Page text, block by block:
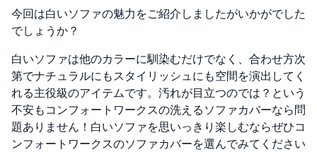
今回は白いソファの魅力をご紹介しましたがいかがでした
でしょうか？
白いソファは他のカラーに馴染むだけでなく、合わせ方次
第でナチュラルにもスタイリッシュにも空間を演出してく
れる主役級のアイテムです。汚れが目立つのでは？という
不安もコンフォートワークスの洗えるソファカバーなら問
題ありません！白いソファを思いっきり楽しむならぜひコ
ンフォートワークスのソファカバーを選んでみてください